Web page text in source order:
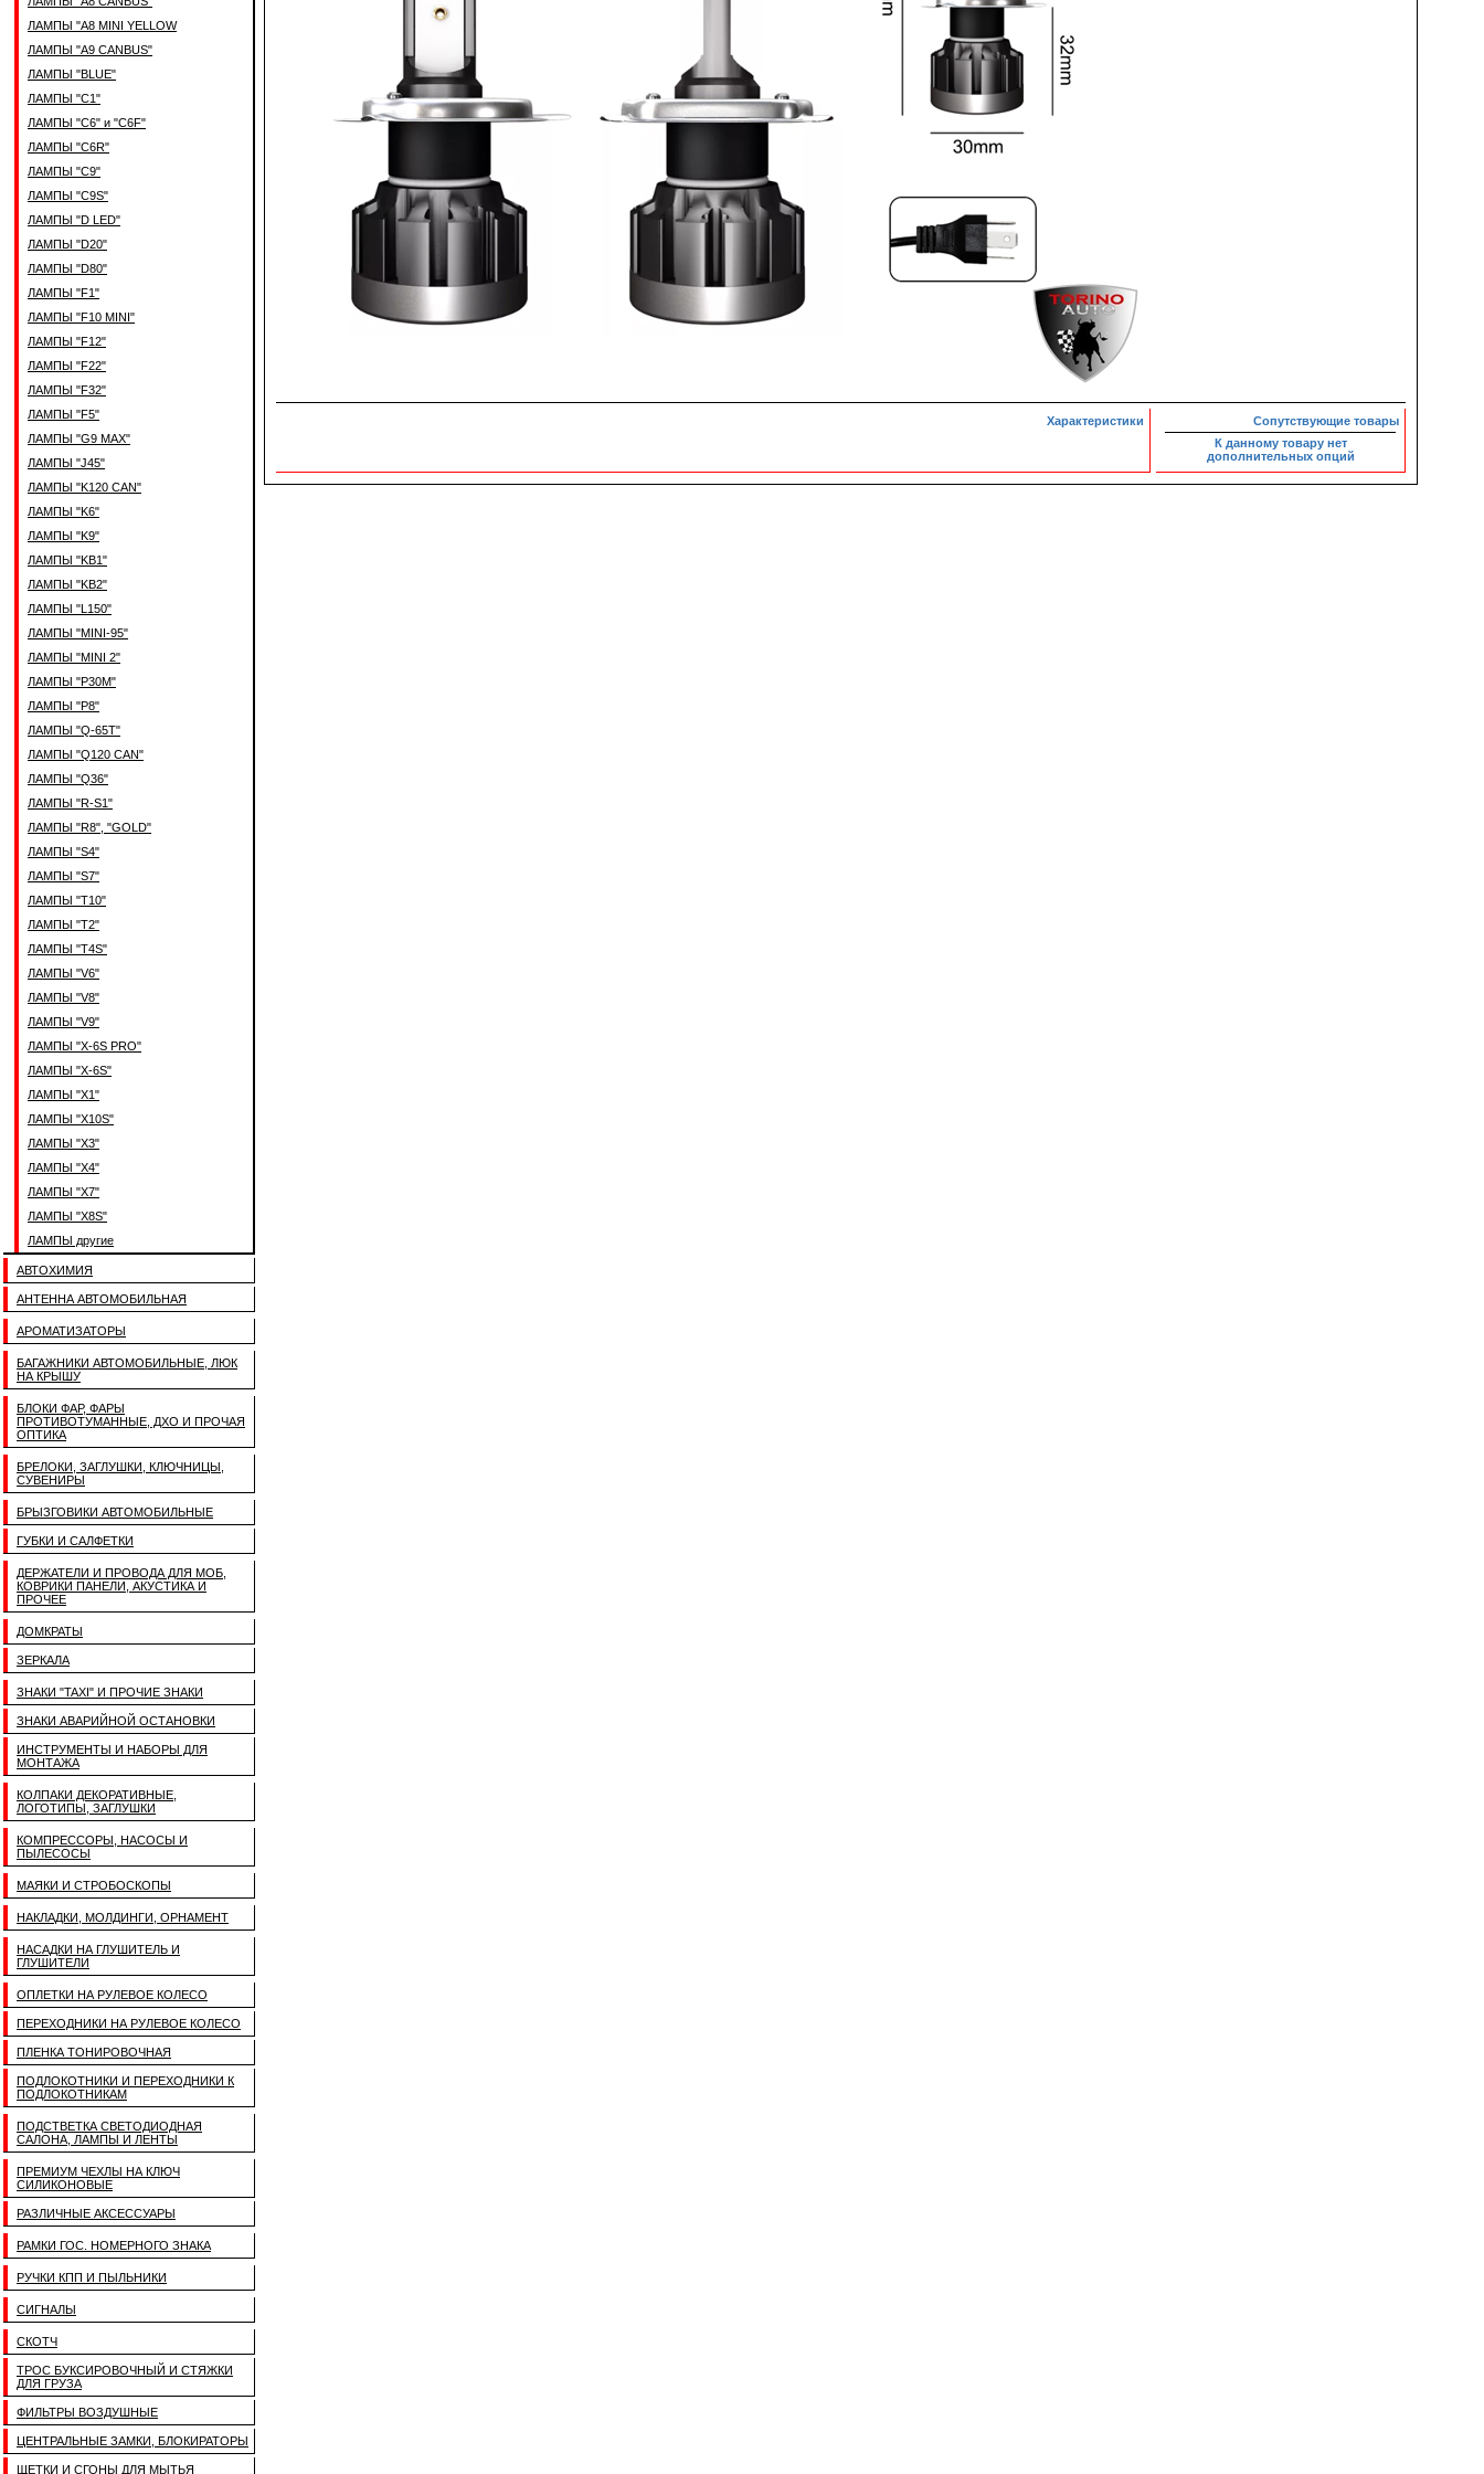
ЛАМПЫ "A8 MINI YELLOW
ЛАМПЫ "A9 CANBUS"
ЛАМПЫ "BLUE"
ЛАМПЫ "C1"
ЛАМПЫ "C6" и "C6F"
ЛАМПЫ "C6R"
ЛАМПЫ "C9"
ЛАМПЫ "C9S"
ЛАМПЫ "D LED"
ЛАМПЫ "D20"
ЛАМПЫ "D80"
ЛАМПЫ "F1"
ЛАМПЫ "F10 MINI"
ЛАМПЫ "F12"
ЛАМПЫ "F22"
ЛАМПЫ "F32"
ЛАМПЫ "F5"
ЛАМПЫ "G9 MAX"
ЛАМПЫ "J45"
ЛАМПЫ "K120 CAN"
ЛАМПЫ "K6"
ЛАМПЫ "K9"
ЛАМПЫ "KB1"
ЛАМПЫ "KB2"
ЛАМПЫ "L150"
ЛАМПЫ "MINI-95"
ЛАМПЫ "MINI 2"
ЛАМПЫ "P30M"
ЛАМПЫ "P8"
ЛАМПЫ "Q-65T"
ЛАМПЫ "Q120 CAN"
ЛАМПЫ "Q36"
ЛАМПЫ "R-S1"
ЛАМПЫ "R8", "GOLD"
ЛАМПЫ "S4"
ЛАМПЫ "S7"
ЛАМПЫ "T10"
ЛАМПЫ "T2"
ЛАМПЫ "T4S"
ЛАМПЫ "V6"
ЛАМПЫ "V8"
ЛАМПЫ "V9"
ЛАМПЫ "X-6S PRO"
ЛАМПЫ "X-6S"
ЛАМПЫ "X1"
ЛАМПЫ "X10S"
ЛАМПЫ "X3"
ЛАМПЫ "X4"
ЛАМПЫ "X7"
ЛАМПЫ "X8S"
ЛАМПЫ другие
АВТОХИМИЯ
АНТЕННА АВТОМОБИЛЬНАЯ
АРОМАТИЗАТОРЫ
БАГАЖНИКИ АВТОМОБИЛЬНЫЕ, ЛЮК
НА КРЫШУ
БЛОКИ ФАР, ФАРЫ
ПРОТИВОТУМАННЫЕ, ДХО И ПРОЧАЯ
ОПТИКА
БРЕЛОКИ, ЗАГЛУШКИ, КЛЮЧНИЦЫ,
СУВЕНИРЫ
БРЫЗГОВИКИ АВТОМОБИЛЬНЫЕ
ГУБКИ И САЛФЕТКИ
ДЕРЖАТЕЛИ И ПРОВОДА ДЛЯ МОБ,
КОВРИКИ ПАНЕЛИ, АКУСТИКА И
ПРОЧЕЕ
ДОМКРАТЫ
ЗЕРКАЛА
ЗНАКИ "TAXI" И ПРОЧИЕ ЗНАКИ
ЗНАКИ АВАРИЙНОЙ ОСТАНОВКИ
ИНСТРУМЕНТЫ И НАБОРЫ ДЛЯ
МОНТАЖА
КОЛПАКИ ДЕКОРАТИВНЫЕ,
ЛОГОТИПЫ, ЗАГЛУШКИ
КОМПРЕССОРЫ, НАСОСЫ И
ПЫЛЕСОСЫ
МАЯКИ И СТРОБОСКОПЫ
НАКЛАДКИ, МОЛДИНГИ, ОРНАМЕНТ
НАСАДКИ НА ГЛУШИТЕЛЬ И
ГЛУШИТЕЛИ
ОПЛЕТКИ НА РУЛЕВОЕ КОЛЕСО
ПЕРЕХОДНИКИ НА РУЛЕВОЕ КОЛЕСО
ПЛЕНКА ТОНИРОВОЧНАЯ
ПОДЛОКОТНИКИ И ПЕРЕХОДНИКИ К
ПОДЛОКОТНИКАМ
ПОДСТВЕТКА СВЕТОДИОДНАЯ
САЛОНА, ЛАМПЫ И ЛЕНТЫ
ПРЕМИУМ ЧЕХЛЫ НА КЛЮЧ
СИЛИКОНОВЫЕ
РАЗЛИЧНЫЕ АКСЕССУАРЫ
РАМКИ ГОС. НОМЕРНОГО ЗНАКА
РУЧКИ КПП И ПЫЛЬНИКИ
СИГНАЛЫ
СКОТЧ
ТРОС БУКСИРОВОЧНЫЙ И СТЯЖКИ
ДЛЯ ГРУЗА
ФИЛЬТРЫ ВОЗДУШНЫЕ
ЦЕНТРАЛЬНЫЕ ЗАМКИ, БЛОКИРАТОРЫ
ЩЕТКИ И СГОНЫ ДЛЯ МЫТЬЯ
Характеристики
Сопутствующие товары
К данному товару нет
дополнительных опций